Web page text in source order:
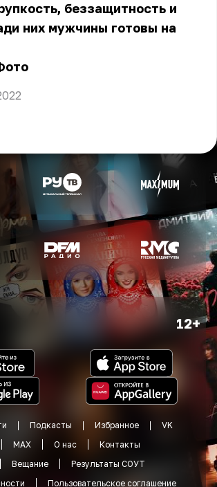
беззащитность и
них мужчины готовы на
12+
Подкасты Избранное
VK
MAX О нас
Контакты
Вещание
Результаты СОУТ
Пользовательское соглашение